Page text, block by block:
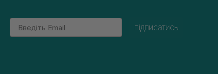
Email
підписатись